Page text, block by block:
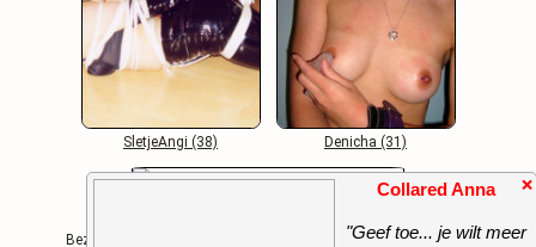
SletjeAngi (38) Denicha (31)
Bezoekers Online: 678 / Copyright 2000 - 2026 Opwindend.Net
Collared Anna
"Geef toe... je wilt meer
❌